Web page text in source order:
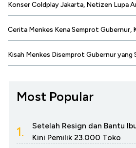
Konser Coldplay Jakarta, Netizen Lupa
Cerita Menkes Kena Semprot Gubernur,
Kisah Menkes Disemprot Gubernur yang
Most Popular
1.
Setelah Resign dan Bantu
Kini Pemilik 23.000 Toko